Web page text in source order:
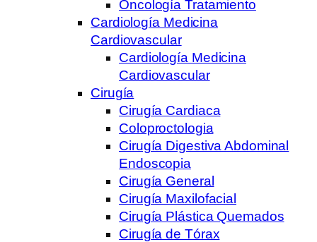
Oncología Tratamiento
Cardiología Medicina
Cardiovascular
Cardiología Medicina
Cardiovascular
Cirugía
Cirugía Cardiaca
Coloproctologia
Cirugía Digestiva Abdominal
Endoscopia
Cirugía General
Cirugía Maxilofacial
Cirugía Plástica Quemados
Cirugía de Tórax